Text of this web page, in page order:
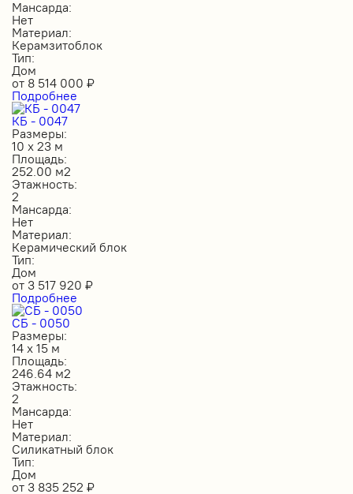
Мансарда:
Нет
Материал:
Керамзитоблок
Тип:
Дом
от 8 514 000 ₽
Подробнее
КБ - 0047
Размеры:
10 х 23 м
Площадь:
252.00 м2
Этажность:
2
Мансарда:
Нет
Материал:
Керамический блок
Тип:
Дом
от 3 517 920 ₽
Подробнее
СБ - 0050
Размеры:
14 х 15 м
Площадь:
246.64 м2
Этажность:
2
Мансарда:
Нет
Материал:
Силикатный блок
Тип:
Дом
от 3 835 252 ₽